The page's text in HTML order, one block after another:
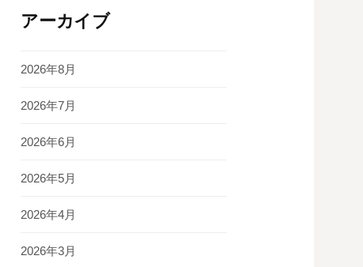
アーカイブ
2026年8月
2026年7月
2026年6月
2026年5月
2026年4月
2026年3月